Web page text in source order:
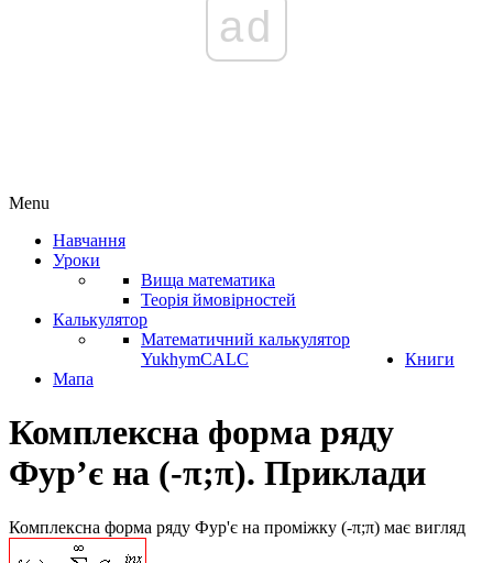
ad
Menu
Навчання
Уроки
Вища математика
Теорія ймовірностей
Калькулятор
Математичний калькулятор
YukhymCALC
Книги
Мапа
Комплексна форма ряду
Фур’є на (-π;π). Приклади
Комплексна форма ряду Фур'є на проміжку (-π;π) має вигляд